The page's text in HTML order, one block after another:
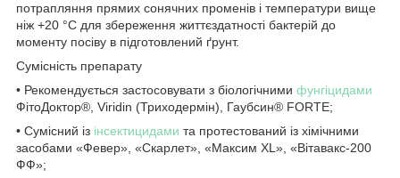
потрапляння прямих сонячних променів і температури вище
ніж +20 °C для збереження життєздатності бактерій до
моменту посіву в підготовлений ґрунт.
Сумісність препарату
• Рекомендується застосовувати з біологічними фунгіцидами
ФітоДоктор® , Viridin (Триходермін), Гаубсин® FORTE;
• Сумісний із інсектицидами та протестований із хімічними
засобами «Февер», «Скарлет», «Максим XL», «Вітавакс-200
ФФ»;